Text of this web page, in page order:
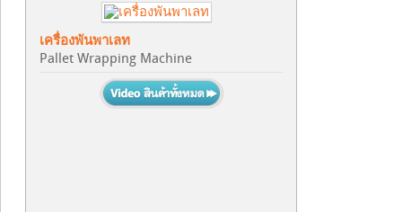
เครื่องพันพาเลท
Pallet Wrapping Machine